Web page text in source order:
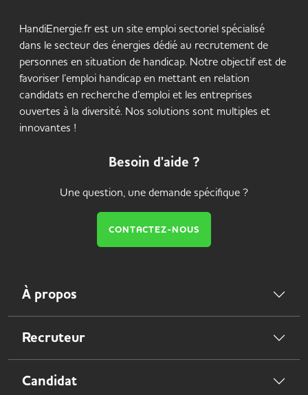
HandiEnergie.fr est un site emploi sectoriel spécialisé
dans le secteur des énergies dédié au recrutement de
personnes en situation de handicap. Notre objectif est de
favoriser l’emploi handicap en mettant en relation
candidats en recherche d’emploi et les entreprises
ouvertes à la diversité. Nos solutions sont multiples et
innovantes !
Besoin d'aide ?
Une question, une demande spécifique ?
CONTACTEZ-NOUS
À propos
Recruteur
Candidat